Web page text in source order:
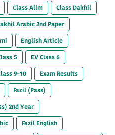
Class Alim
Class Dakhil
Arabic 2nd Paper
English Article
5
EV Class 6
9-10
Exam Results
Fazil (Pass)
2nd Year
Fazil English